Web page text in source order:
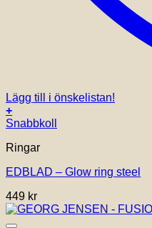
Lägg till i önskelistan!
+
Den
produkten
flera
De
olika
alternativen
Snabbkoll
Ringar
EDBLAD – Glow ring steel
449 kr